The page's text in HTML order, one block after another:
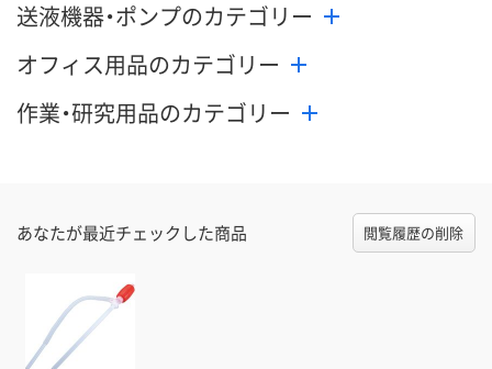
送液機器・ポンプのカテゴリー
オフィス用品のカテゴリー
作業・研究用品のカテゴリー
あなたが最近チェックした商品 閲覧履歴の削除